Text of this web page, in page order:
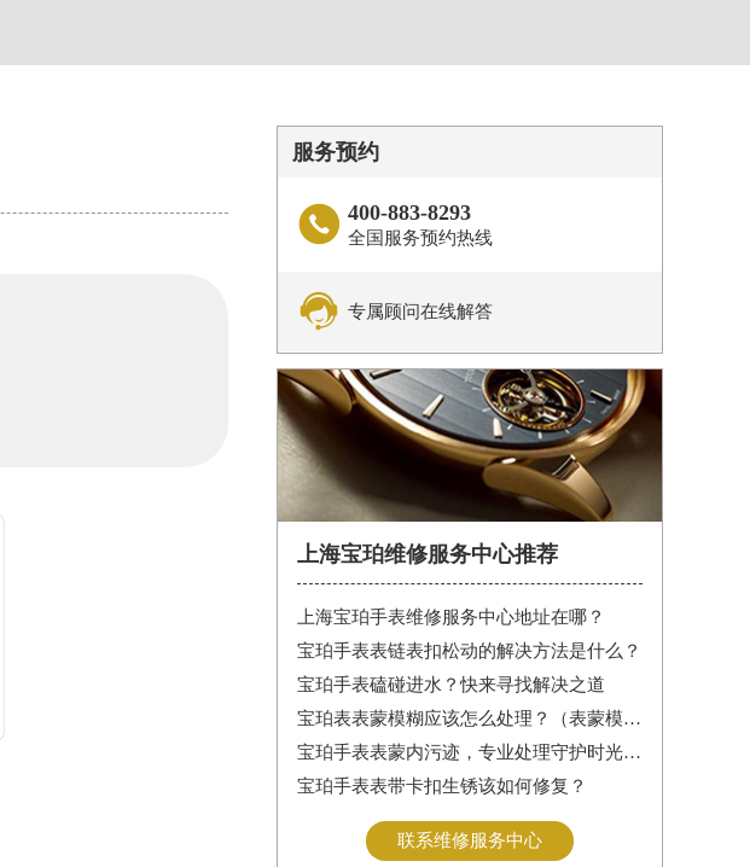
服务预约
 400-883-8293
全国服务预约热线
 专属顾问在线解答
上海宝珀维修服务中心推荐
上海宝珀手表维修服务中心地址在哪？
宝珀手表表链表扣松动的解决方法是什么？
宝珀手表磕碰进水？快来寻找解决之道
宝珀表表蒙模糊应该怎么处理？（表蒙模糊怎么办）
宝珀手表表蒙内污迹，专业处理守护时光清晰
宝珀手表表带卡扣生锈该如何修复？
联系维修服务中心